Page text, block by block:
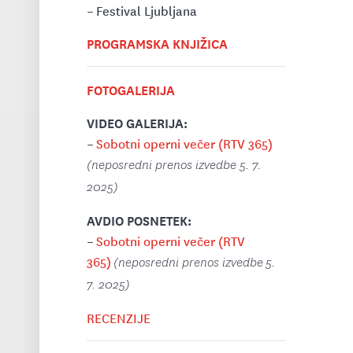
– Festival Ljubljana
PROGRAMSKA KNJIŽICA
FOTOGALERIJA
VIDEO GALERIJA:
–Sobotni operni večer (RTV 365)
(neposredni prenos izvedbe 5. 7.
2025)
AVDIO POSNETEK:
–Sobotni operni večer (RTV
365) (neposredni prenos izvedbe 5.
7. 2025)
RECENZIJE